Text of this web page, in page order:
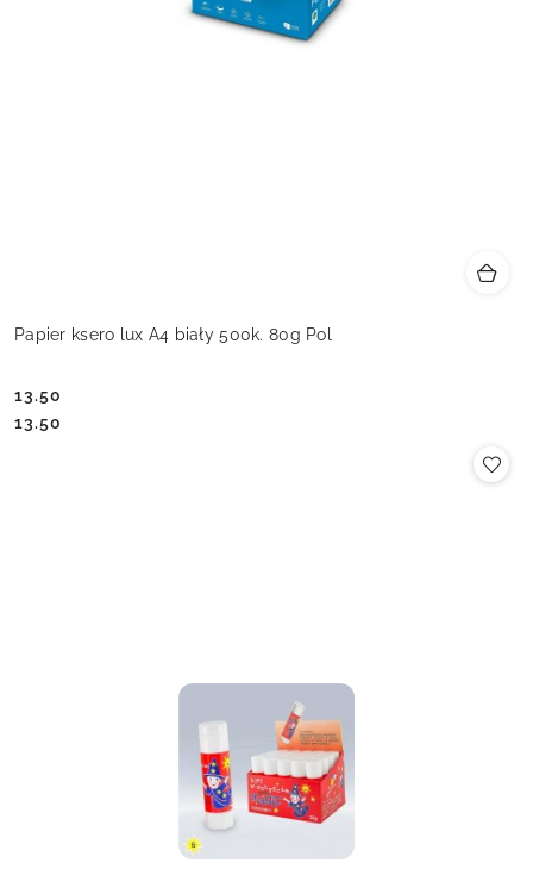
Papier ksero lux A4 biały 500k. 80g Pol
Cena:
13.50
Cena:
13.50